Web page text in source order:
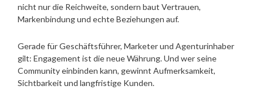
nicht nur die Reichweite, sondern baut Vertrauen,
Markenbindung und echte Beziehungen auf.
Gerade für Geschäftsführer, Marketer und Agenturinhaber
gilt: Engagement ist die neue Währung. Und wer seine
Community einbinden kann, gewinnt Aufmerksamkeit,
Sichtbarkeit und langfristige Kunden.